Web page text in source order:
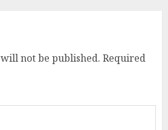
not be published. Required